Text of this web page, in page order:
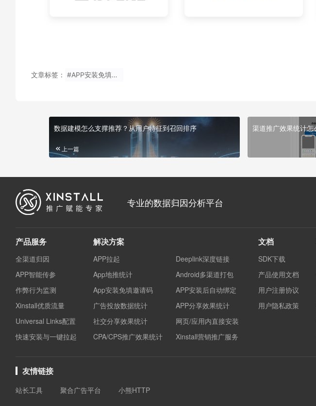
文章标签： #APP安装免填邀请码原理是什么
数据建模怎么支撑推荐？从用户特征到召回排序
上一篇
专业的数据归因分析平台
产品服务
全渠道归因
APP智能传参
作弊行为监测
Xinstall优质流量
Universal Links配置
快速安装与一键拉起
解决方案
APP拉起
Deeplink深度链接
App地推统计
Android多渠道打包
App安装免填邀请码
APP安装后自动绑定
广告投放数据统计
APP分享效果统计
社交分享效果统计
网页/应用内直接安装
CPA/CPS推广效果统计
Xinstall营销推广服务
文档
SDK下载
产品使用文档
用户注册协议
用户隐私政策
友情链接
站长工具 聚合广告平台 小熊HTTP